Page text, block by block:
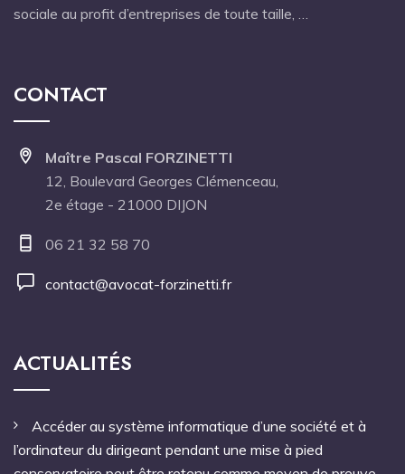
sociale au profit d’entreprises de toute taille, …
CONTACT
Maître Pascal FORZINETTI
12, Boulevard Georges Clémenceau,
2e étage - 21000 DIJON
06 21 32 58 70
contact@avocat-forzinetti.fr
ACTUALITÉS
Accéder au système informatique d’une société et à
l’ordinateur du dirigeant pendant une mise à pied